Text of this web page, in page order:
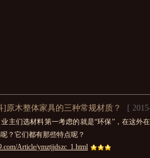
]原木整体家具的三种常规材质？ [
业主们选材料第一考虑的就是“环保”，在这
？它们都有那些特点呢？
Article/ymztjjdszc_1.html